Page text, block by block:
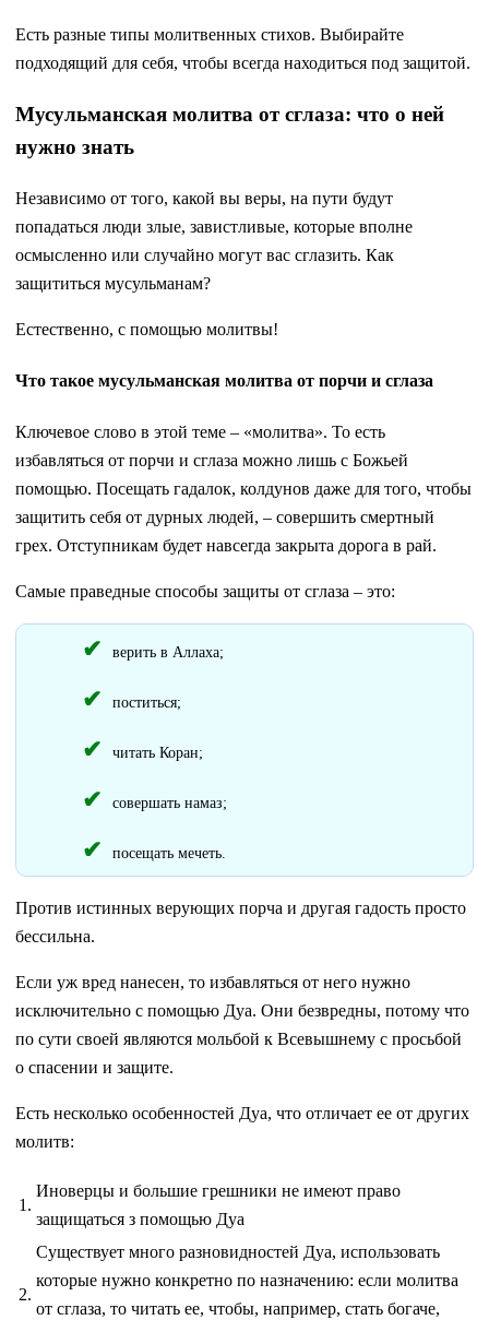
Есть разные типы молитвенных стихов. Выбирайте
подходящий для себя, чтобы всегда находиться под защитой.
Мусульманская молитва от сглаза: что о ней
нужно знать
Независимо от того, какой вы веры, на пути будут
попадаться люди злые, завистливые, которые вполне
осмысленно или случайно могут вас сглазить. Как
защититься мусульманам?
Естественно, с помощью молитвы!
Что такое мусульманская молитва от порчи и сглаза
Ключевое слово в этой теме – «молитва». То есть
избавляться от порчи и сглаза можно лишь с Божьей
помощью. Посещать гадалок, колдунов даже для того, чтобы
защитить себя от дурных людей, – совершить смертный
грех. Отступникам будет навсегда закрыта дорога в рай.
Самые праведные способы защиты от сглаза – это:
верить в Аллаха;
поститься;
читать Коран;
совершать намаз;
посещать мечеть.
Против истинных верующих порча и другая гадость просто
бессильна.
Если уж вред нанесен, то избавляться от него нужно
исключительно с помощью Дуа. Они безвредны, потому что
по сути своей являются мольбой к Всевышнему с просьбой
о спасении и защите.
Есть несколько особенностей Дуа, что отличает ее от других
молитв:
1.
Иноверцы и большие грешники не имеют право
защищаться з помощью Дуа
2.
Существует много разновидностей Дуа, использовать
которые нужно конкретно по назначению: если молитва
от сглаза, то читать ее, чтобы, например, стать богаче,